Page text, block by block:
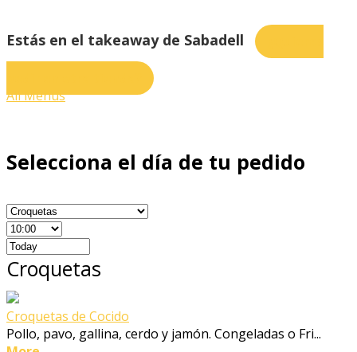
Estás en el takeaway de Sabadell
All Menus
Selecciona el día de tu pedido
Croquetas
Croquetas de Cocido
Pollo, pavo, gallina, cerdo y jamón. Congeladas o Fri...